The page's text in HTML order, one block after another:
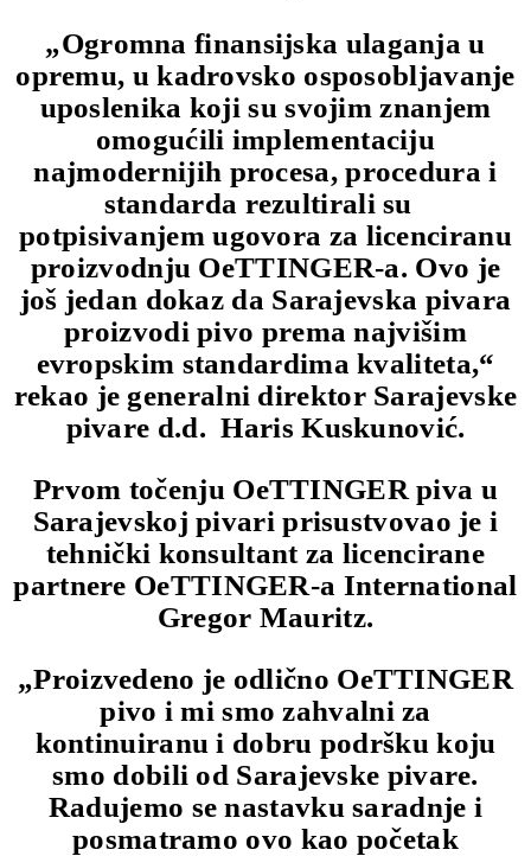
„Ogromna finansijska ulaganja u
opremu, u kadrovsko osposobljavanje
uposlenika koji su svojim znanjem
omogućili implementaciju
najmodernijih procesa, procedura i
standarda rezultirali su
potpisivanjem ugovora za licenciranu
proizvodnju OeTTINGER-a. Ovo je
još jedan dokaz da Sarajevska pivara
proizvodi pivo prema najvišim
evropskim standardima kvaliteta,“
rekao je generalni direktor Sarajevske
pivare d.d. Haris Kuskunović.
Prvom točenju OeTTINGER piva u
Sarajevskoj pivari prisustvovao je i
tehnički konsultant za licencirane
partnere OeTTINGER-a International
Gregor Mauritz.
„Proizvedeno je odlično OeTTINGER
pivo i mi smo zahvalni za
kontinuiranu i dobru podršku koju
smo dobili od Sarajevske pivare.
Radujemo se nastavku saradnje i
posmatramo ovo kao početak